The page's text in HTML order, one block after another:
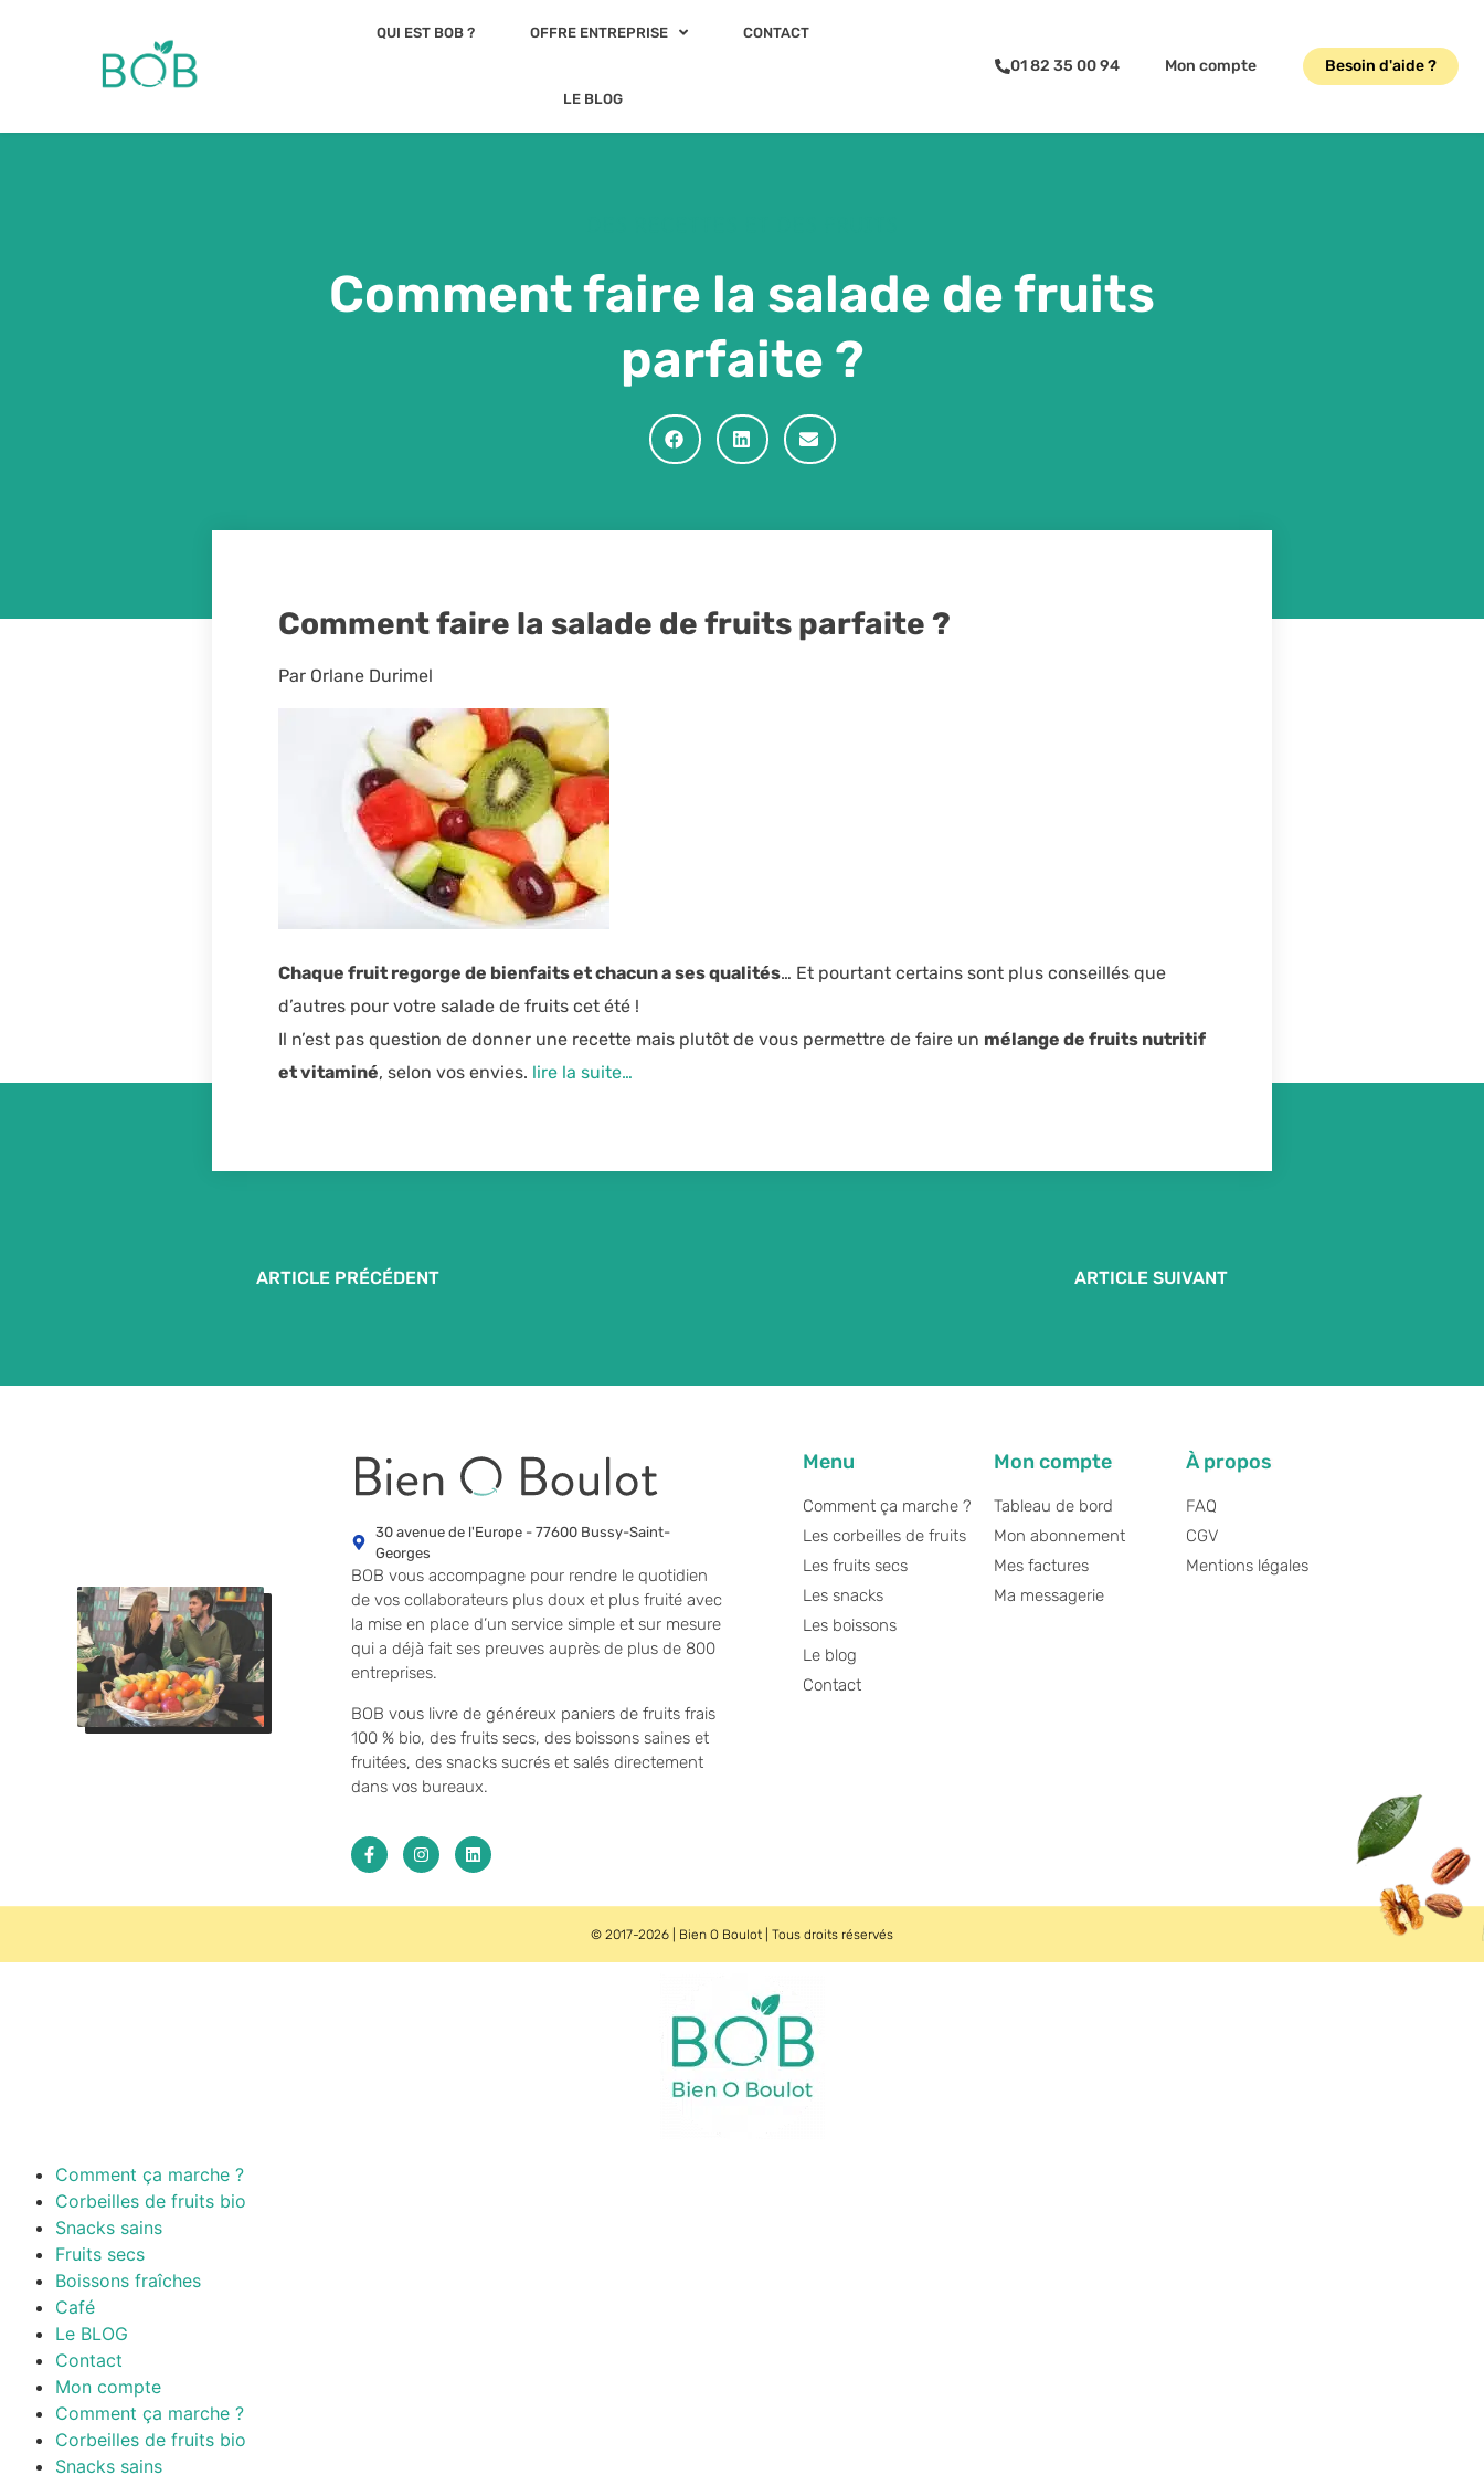
QUI EST BOB ? OFFRE ENTREPRISE CONTACT
LE BLOG
01 82 35 00 94 Mon compte Besoin d'aide ?
Comment faire la salade de fruits
parfaite ?
Comment faire la salade de fruits parfaite ?
Par Orlane Durimel
Chaque fruit regorge de bienfaits et chacun a ses qualités… Et pourtant certains sont plus conseillés que
d’autres pour votre salade de fruits cet été !
Il n’est pas question de donner une recette mais plutôt de vous permettre de faire un mélange de fruits nutritif
et vitaminé, selon vos envies. lire la suite…
ARTICLE PRÉCÉDENT ARTICLE SUIVANT
30 avenue de l'Europe - 77600 Bussy-Saint-
Georges
BOB vous accompagne pour rendre le quotidien
de vos collaborateurs plus doux et plus fruité avec
la mise en place d’un service simple et sur mesure
qui a déjà fait ses preuves auprès de plus de 800
entreprises.
BOB vous livre de généreux paniers de fruits frais
100 % bio, des fruits secs, des boissons saines et
fruitées, des snacks sucrés et salés directement
dans vos bureaux.
Menu
Comment ça marche ?
Les corbeilles de fruits
Les fruits secs
Les snacks
Les boissons
Le blog
Contact
Mon compte
Tableau de bord
Mon abonnement
Mes factures
Ma messagerie
À propos
FAQ
CGV
Mentions légales
© 2017-2026 | Bien O Boulot | Tous droits réservés
Comment ça marche ?
Corbeilles de fruits bio
Snacks sains
Fruits secs
Boissons fraîches
Café
Le BLOG
Contact
Mon compte
Comment ça marche ?
Corbeilles de fruits bio
Snacks sains